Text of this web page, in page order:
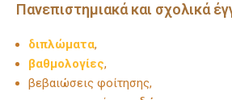
Πανεπιστημιακά και σχολικά
διπλώματα,
βαθμολογίες,
βεβαιώσεις φοίτησης,